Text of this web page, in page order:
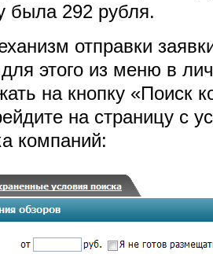
была 292 рубля.
отправки
этого из меню в
на кнопку «Поиск
на страницу с
компаний: